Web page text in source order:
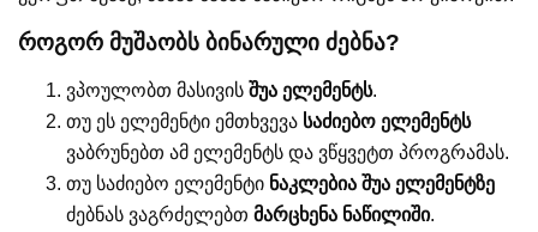
როგორ მუშაობს ბინარული ძებნა?
ვპოულობთ მასივის შუა ელემენტს.
თუ ეს ელემენტი ემთხვევა საძიებო ელემენტს
ვაბრუნებთ ამ ელემენტს და ვწყვეტთ პროგრამას.
თუ საძიებო ელემენტი ნაკლებია შუა ელემენტზე
ძებნას ვაგრძელებთ მარცხენა ნაწილიში.